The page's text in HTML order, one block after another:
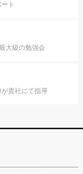
ト
大級の勉強会
貴社にて指導